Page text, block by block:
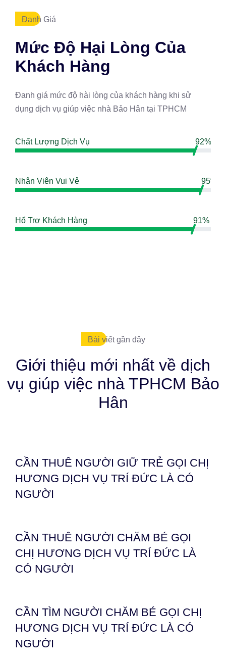
Đanh Giá
Mức Độ Hại Lòng Của
Khách Hàng
Đanh giá mức độ hài lòng của khách hàng khi sử
dụng dịch vụ giúp việc nhà Bảo Hân tại TPHCM
Chất Lượng Dịch Vụ 92%
Nhân Viên Vui Vẻ 95%
Hổ Trợ Khách Hàng 91%
Bài viết gần đây
Giới thiệu mới nhất về dịch
vụ giúp việc nhà TPHCM Bảo
Hân
CẦN THUÊ NGƯỜI GIỮ TRẺ GỌI CHỊ
HƯƠNG DỊCH VỤ TRÍ ĐỨC LÀ CÓ
NGƯỜI
CẦN THUÊ NGƯỜI CHĂM BÉ GỌI
CHỊ HƯƠNG DỊCH VỤ TRÍ ĐỨC LÀ
CÓ NGƯỜI
CẦN TÌM NGƯỜI CHĂM BÉ GỌI CHỊ
HƯƠNG DỊCH VỤ TRÍ ĐỨC LÀ CÓ
NGƯỜI